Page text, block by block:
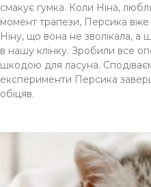
смакує гумка. Коли Ніна,
момент трапези, Персика
Ніну, що вона не зволікала,
в нашу клінку. Зробили все
шкодою для ласуна.
експерименти Персика
обіцяв.